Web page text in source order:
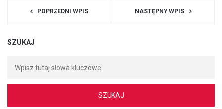
POPRZEDNI WPIS NASTĘPNY WPIS
SZUKAJ